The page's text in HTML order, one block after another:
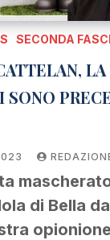
SECONDA
SONO
di Bella